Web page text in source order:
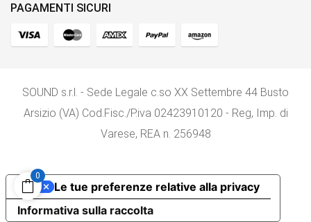
PAGAMENTI SICURI
SOUND s.r.l. - Sede Legale c.so XX Settembre 44 Busto
Arsizio (VA) Cod.Fisc./P.iva 02423910120 - Reg, Imp. di
Varese, REA n. 256948
0
Informativa sulla raccolta
Le tue preferenze relative alla privacy